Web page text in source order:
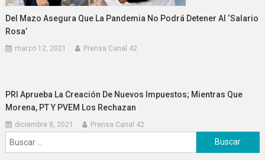
Del Mazo Asegura Que La Pandemia No Podrá Detener Al ‘Salario
Rosa’
marzo 12, 2021 Prensa Canal 42
PRI Aprueba La Creación De Nuevos Impuestos; Mientras Que
Morena, PT Y PVEM Los Rechazan
diciembre 8, 2021 Prensa Canal 42
Buscar: